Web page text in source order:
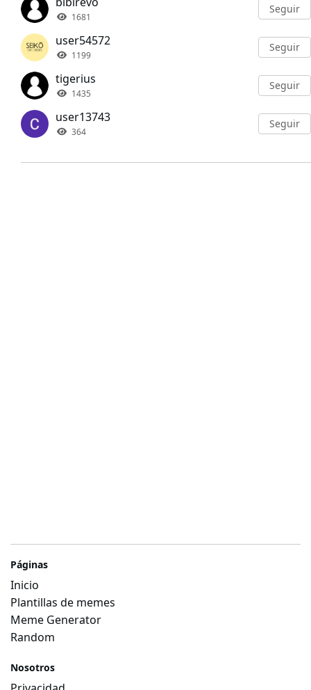
1681
Seguir
user54572
1199
Seguir
tigerius
1435
Seguir
user13743
364
Seguir
Páginas
Inicio
Plantillas de memes
Meme Generator
Random
Nosotros